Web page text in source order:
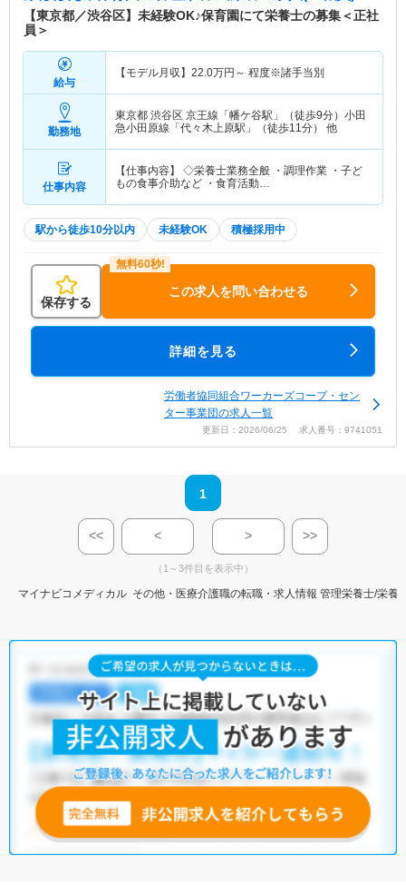
【東京都／渋谷区】未経験OK♪保育園にて栄養士の募集＜正社
員＞
給与
【モデル月収】 22.0万円～ 程度※諸手当別
勤務地
東京都 渋谷区 京王線「幡ケ谷駅」（徒歩9分）小田
急小田原線「代々木上原駅」（徒歩11分） 他
仕事内容
【仕事内容】 ◇栄養士業務全般 ・調理作業 ・子ど
もの食事介助など ・食育活動…
駅から徒歩10分以内 未経験OK 積極採用中
保存する
この求人を問い合わせる
詳細を見る
労働者協同組合ワーカーズコープ・セン
ター事業団の求人一覧
更新日：2026/06/25 求人番号：9741051
1
<< < > >>
（1～3件目を表示中）
マイナビコメディカル その他・医療介護職の転職・求人情報 管理栄養士/栄養